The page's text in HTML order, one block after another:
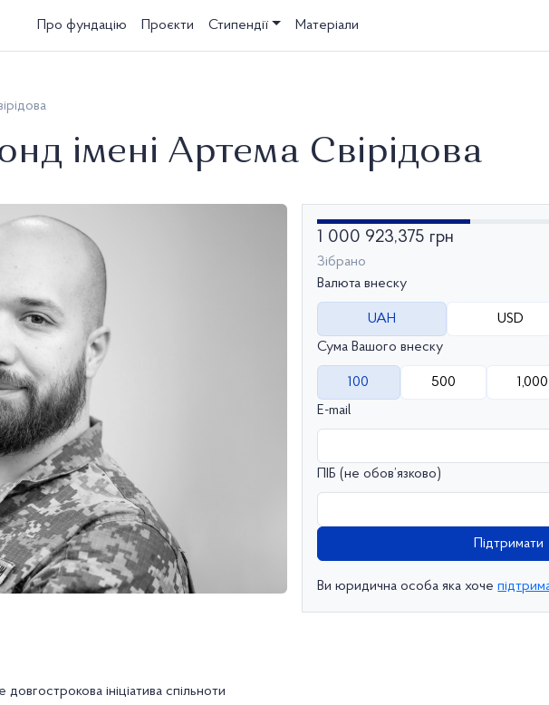
Про фундацію Проєкти Стипендії Матеріали
імені Артема Свірідова
ініціатива спільноти
1 000 923,375 грн
Зібрано
Валюта внеску
UAH USD
Сума Вашого внеску
100 500 1,000
E-mail
ПІБ (не обов’язково)
Підтримати
Ви юридична особа яка хоче